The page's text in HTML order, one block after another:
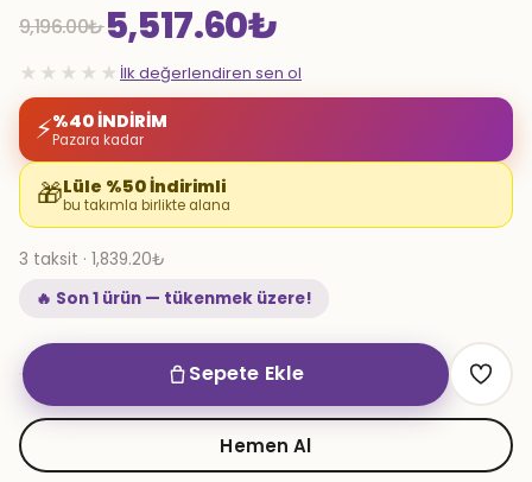
9,196.00₺
Orijinal
fiyat:
9,196.00₺.
5,517.60₺
Şu
andaki
fiyat:
5,517.60₺.
★★★★★ İlk değerlendiren sen ol
⚡%40 İNDİRİM
Pazara kadar
🎁Lüle %50 İndirimli
bu takımla birlikte alana
3 taksit · 1,839.20₺
🔥 Son 1 ürün — tükenmek üzere!
YT
Small
Puff
Nihavent
Sepete Ekle
Hemen Al